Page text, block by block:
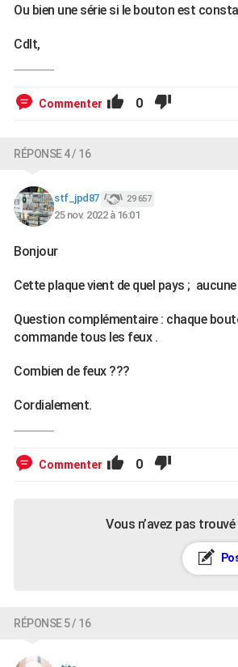
Ou bien une série si le bouton est
Cdlt,
Commenter 0
RÉPONSE 4 / 16
stf_jpd87 29 657
25 nov. 2022 à 16:01
Bonjour
Cette plaque vient de quel pays ;
Question complémentaire : chaque
commande tous les feux .
Combien de feux ???
Cordialement.
Commenter 0
Vous n’avez pas
RÉPONSE 5 / 16